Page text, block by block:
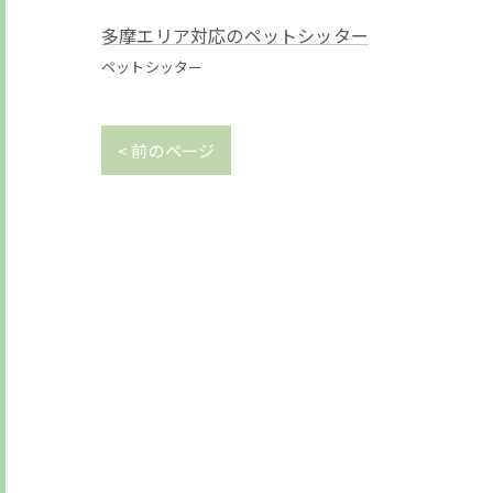
多摩エリア対応のペットシッター
ペットシッター
< 前のページ